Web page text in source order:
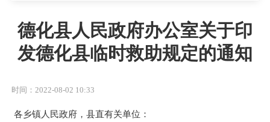
德化县人民政府办公室关于印
发德化县临时救助规定的通知
时间：2022-08-02 10:33
各乡镇人民政府，县直有关单位：